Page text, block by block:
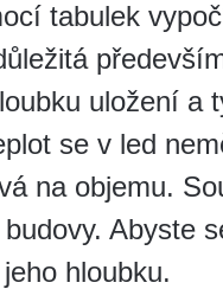
tabulek
uložení a
se v led
na objemu.
Abyste
hloubku.